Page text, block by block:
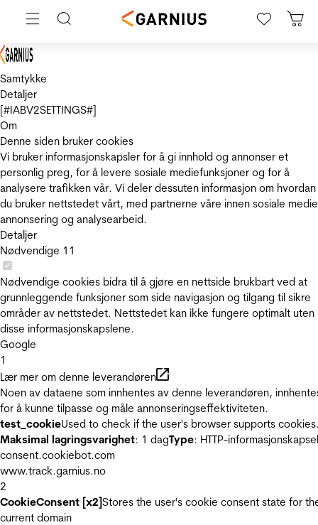
Samtykke
Detaljer
[#IABV2SETTINGS#]
Om
Denne siden bruker cookies
Vi bruker informasjonskapsler for å gi innhold og annonser et
personlig preg, for å levere sosiale mediefunksjoner og for å
analysere trafikken vår. Vi deler dessuten informasjon om hvordan
du bruker nettstedet vårt, med partnerne våre innen sosiale
annonsering og analysearbeid.
Detaljer
Nødvendige 11
Nødvendige cookies bidra til å gjøre en nettside brukbart ved at
grunnleggende funksjoner som side navigasjon og tilgang til sikre
områder av nettstedet. Nettstedet kan ikke fungere optimalt uten
disse informasjonskapslene.
Google
1
Lær mer om denne leverandøren
Noen av dataene som innhentes av denne leverandøren,
for å kunne tilpasse og måle annonseringseffektiviteten.
test_cookieUsed to check if the user's browser supports
Maksimal lagringsvarighet: 1 dagType: HTTP-informasjonskapsel
consent.cookiebot.com
www.track.garnius.no
2
CookieConsent [x2]Stores the user's cookie consent state for
current domain